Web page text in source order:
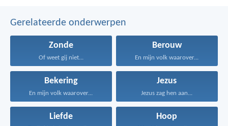
Gerelateerde onderwerpen
Zonde
Of weet gij niet...
Berouw
En mijn volk waarover...
Bekering
En mijn volk waarover...
Jezus
Jezus zag hen aan...
Liefde Hoop